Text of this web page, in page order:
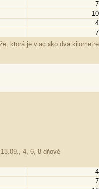
ktorá je viac ako dva
4, 6, 8 dňové